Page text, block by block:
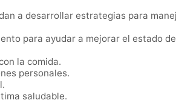
a desarrollar estrategias para
para ayudar a mejorar el estado de
la comida.
personales.
saludable.